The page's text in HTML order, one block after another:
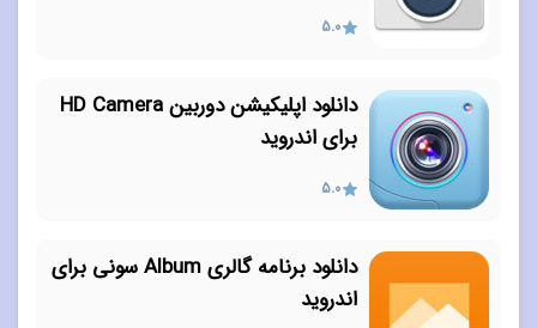
5.0
دانلود اپلیکیشن دوربین HD Camera
برای اندروید
5.0
دانلود برنامه گالری Album سونی برای
اندروید